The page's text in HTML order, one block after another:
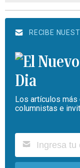
RECIBE
Los artículos
columnistas e